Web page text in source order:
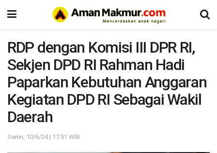
RDP dengan Komisi III DPR RI,
Sekjen DPD RI Rahman Hadi
Paparkan Kebutuhan Anggaran
Kegiatan DPD RI Sebagai Wakil
Daerah
Senin, 10/6/24 | 17:51 WIB